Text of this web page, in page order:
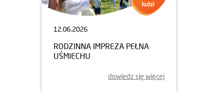
12.06.2026
RODZINNA IMPREZA PEŁNA
UŚMIECHU
dowiedz się więcej